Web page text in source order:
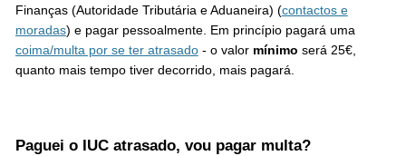
Finanças (Autoridade Tributária e Aduaneira) (contactos e
moradas) e pagar pessoalmente. Em princípio pagará uma
coima/multa por se ter atrasado- o valor mínimo será 25€,
quanto mais tempo tiver decorrido, mais pagará.
Paguei o IUC atrasado, vou pagar multa?